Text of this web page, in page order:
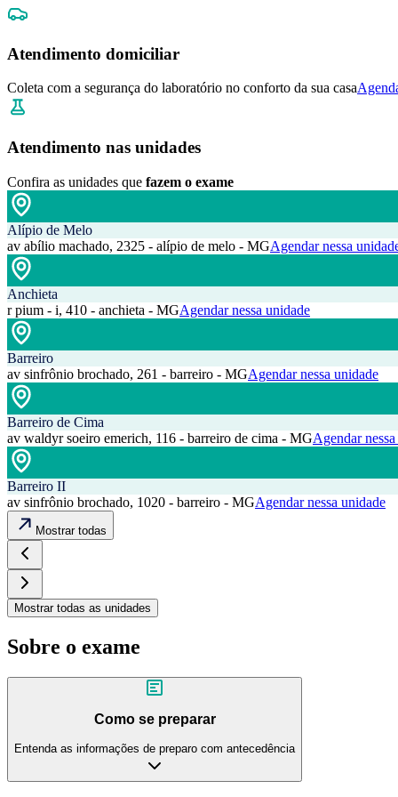
Atendimento domiciliar
Coleta com a segurança do laboratório no conforto da sua casa
Atendimento nas unidades
Confira as unidades que fazem o exame
Alípio de Melo
av abílio machado, 2325 - alípio de melo - MGAgendar nessa
Anchieta
r pium - i, 410 - anchieta - MGAgendar nessa unidade
Barreiro
av sinfrônio brochado, 261 - barreiro - MGAgendar nessa unidade
Barreiro de Cima
av waldyr soeiro emerich, 116 - barreiro de cima - MGAgendar
Barreiro II
av sinfrônio brochado, 1020 - barreiro - MGAgendar nessa unidade
Mostrar todas
Mostrar todas as unidades
Sobre o exame
Como se preparar
Entenda as informações de preparo com antecedência